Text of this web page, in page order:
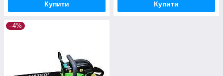
Купити Купити
–4%